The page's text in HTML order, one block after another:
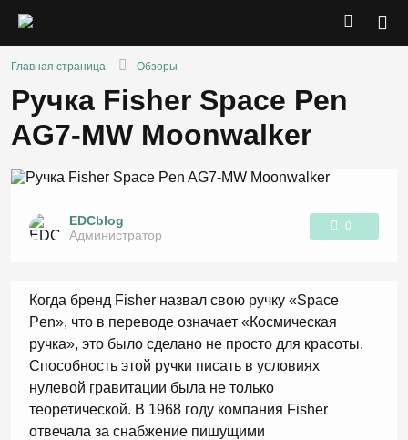
Главная страница Обзоры
Ручка Fisher Space Pen
AG7-MW Moonwalker
0
EDCblog
Администратор
Когда бренд Fisher назвал свою ручку «Space
Pen», что в переводе означает «Космическая
ручка», это было сделано не просто для красоты.
Способность этой ручки писать в условиях
нулевой гравитации была не только
теоретической. В 1968 году компания Fisher
отвечала за снабжение пишущими